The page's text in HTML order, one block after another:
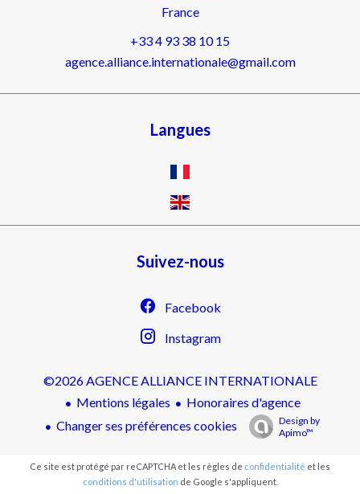
France
+33 4 93 38 10 15
agence.alliance.internationale@gmail.com
Langues
Suivez-nous
Facebook
Instagram
©2026 AGENCE ALLIANCE INTERNATIONALE
Mentions légales
Honoraires d'agence
Changer ses préférences cookies
Design by
Apimo™
Ce site est protégé par reCAPTCHA et les règles de confidentialité et les
conditions d'utilisation de Google s'appliquent.